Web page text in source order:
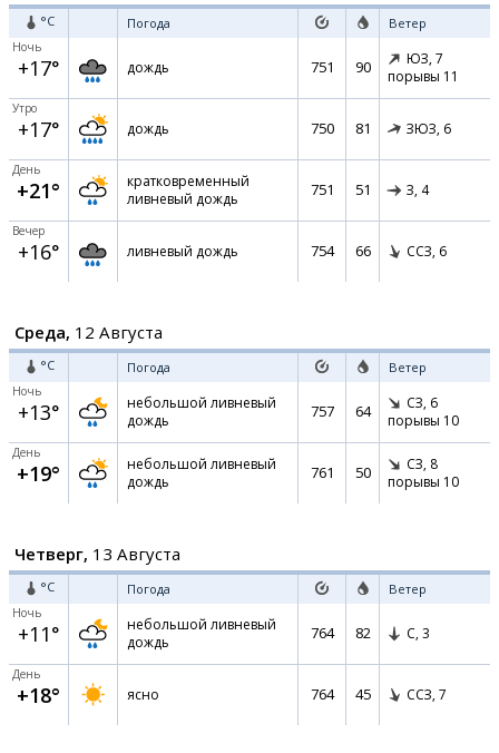
°C Погода Ветер
Ночь
+17° дождь 751 90 ЮЗ, 7
порывы 11
Утро
+17° дождь 750 81 ЗЮЗ, 6
День
+21°
кратковременный
ливневый дождь
751 51 З, 4
Вечер
+16° ливневый дождь 754 66 ССЗ, 6
Среда, 12 Августа
°C Погода Ветер
Ночь
+13°
небольшой ливневый
дождь
757 64 СЗ, 6
порывы 10
День
+19°
небольшой ливневый
дождь
761 50 СЗ, 8
порывы 10
Четверг, 13 Августа
°C Погода Ветер
Ночь
+11°
небольшой ливневый
дождь
764 82 С, 3
День
+18° ясно 764 45 ССЗ, 7